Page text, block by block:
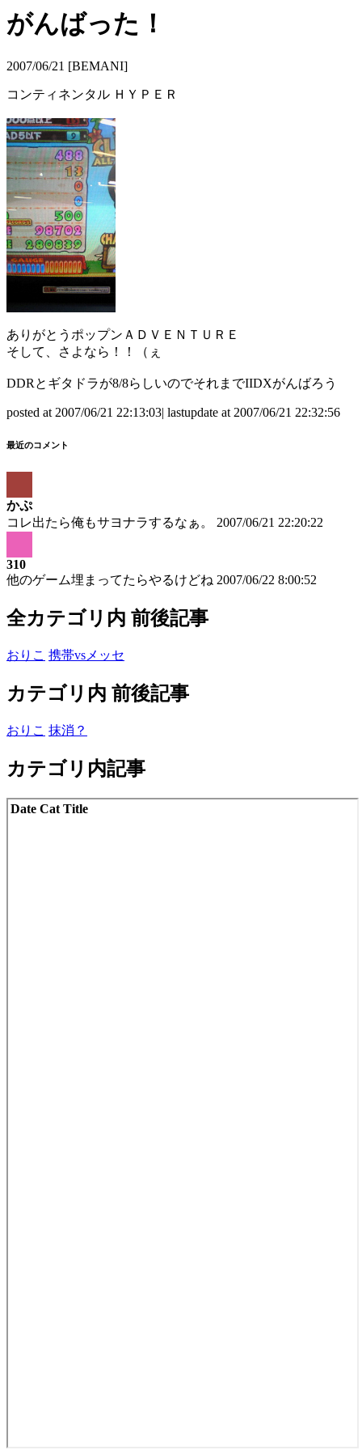
がんばった！
2007/06/21 [BEMANI]
コンティネンタル ＨＹＰＥＲ
ありがとうポップンＡＤＶＥＮＴＵＲＥ
そして、さよなら！！（ぇ
DDRとギタドラが8/8らしいのでそれまでIIDXがんばろう
posted at 2007/06/21 22:13:03| lastupdate at 2007/06/21 22:32:56
最近のコメント
かぷ
コレ出たら俺もサヨナラするなぁ。
2007/06/21 22:20:22
310
他のゲーム埋まってたらやるけどね 2007/06/22 8:00:52
全カテゴリ内 前後記事
おりこ 携帯vsメッセ
カテゴリ内 前後記事
おりこ 抹消？
カテゴリ内記事